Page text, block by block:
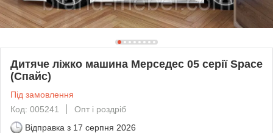
Дитяче ліжко машина Мерседес 05 серії Space
(Спайс)
Під замовлення
Код: 005241
Опт і роздріб
Відправка з 17 серпня 2026